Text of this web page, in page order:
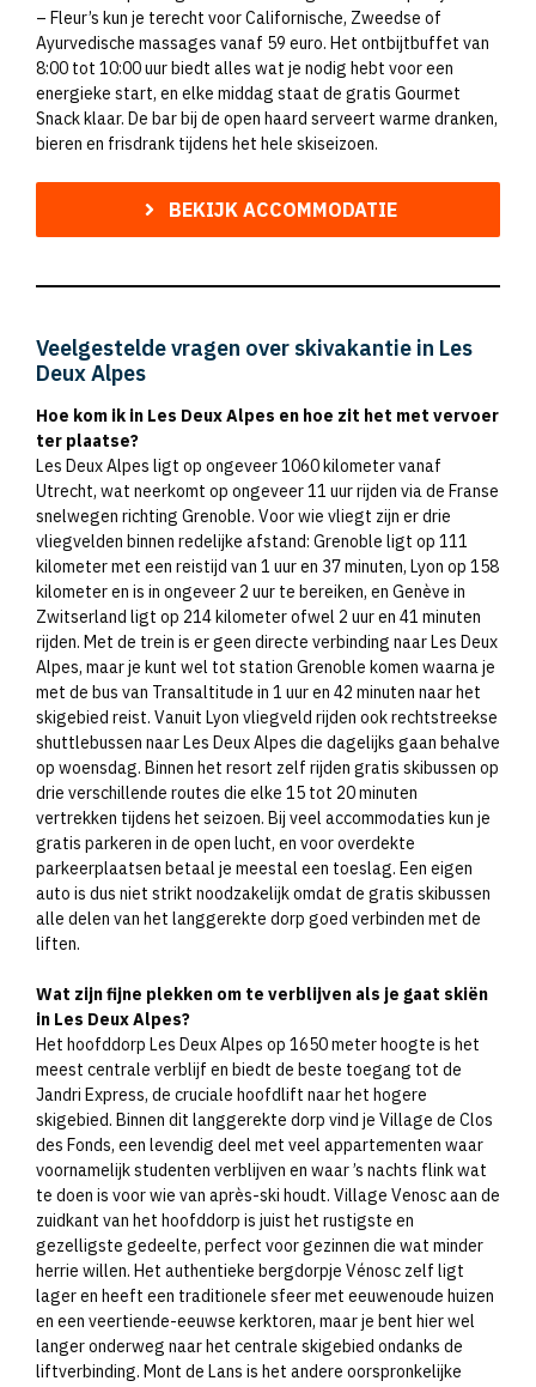
– Fleur’s kun je terecht voor Californische, Zweedse of
Ayurvedische massages vanaf 59 euro. Het ontbijtbuffet van
8:00 tot 10:00 uur biedt alles wat je nodig hebt voor een
energieke start, en elke middag staat de gratis Gourmet
Snack klaar. De bar bij de open haard serveert warme dranken,
bieren en frisdrank tijdens het hele skiseizoen.
BEKIJK ACCOMMODATIE
Veelgestelde vragen over skivakantie in Les
Deux Alpes
Hoe kom ik in Les Deux Alpes en hoe zit het met vervoer
ter plaatse?
Les Deux Alpes ligt op ongeveer 1060 kilometer vanaf
Utrecht, wat neerkomt op ongeveer 11 uur rijden via de Franse
snelwegen richting Grenoble. Voor wie vliegt zijn er drie
vliegvelden binnen redelijke afstand: Grenoble ligt op 111
kilometer met een reistijd van 1 uur en 37 minuten, Lyon op 158
kilometer en is in ongeveer 2 uur te bereiken, en Genève in
Zwitserland ligt op 214 kilometer ofwel 2 uur en 41 minuten
rijden. Met de trein is er geen directe verbinding naar Les Deux
Alpes, maar je kunt wel tot station Grenoble komen waarna je
met de bus van Transaltitude in 1 uur en 42 minuten naar het
skigebied reist. Vanuit Lyon vliegveld rijden ook rechtstreekse
shuttlebussen naar Les Deux Alpes die dagelijks gaan behalve
op woensdag. Binnen het resort zelf rijden gratis skibussen op
drie verschillende routes die elke 15 tot 20 minuten
vertrekken tijdens het seizoen. Bij veel accommodaties kun je
gratis parkeren in de open lucht, en voor overdekte
parkeerplaatsen betaal je meestal een toeslag. Een eigen
auto is dus niet strikt noodzakelijk omdat de gratis skibussen
alle delen van het langgerekte dorp goed verbinden met de
liften.
Wat zijn fijne plekken om te verblijven als je gaat skiën
in Les Deux Alpes?
Het hoofddorp Les Deux Alpes op 1650 meter hoogte is het
meest centrale verblijf en biedt de beste toegang tot de
Jandri Express, de cruciale hoofdlift naar het hogere
skigebied. Binnen dit langgerekte dorp vind je Village de Clos
des Fonds, een levendig deel met veel appartementen waar
voornamelijk studenten verblijven en waar ’s nachts flink wat
te doen is voor wie van après-ski houdt. Village Venosc aan de
zuidkant van het hoofddorp is juist het rustigste en
gezelligste gedeelte, perfect voor gezinnen die wat minder
herrie willen. Het authentieke bergdorpje Vénosc zelf ligt
lager en heeft een traditionele sfeer met eeuwenoude huizen
en een veertiende-eeuwse kerktoren, maar je bent hier wel
langer onderweg naar het centrale skigebied ondanks de
liftverbinding. Mont de Lans is het andere oorspronkelijke